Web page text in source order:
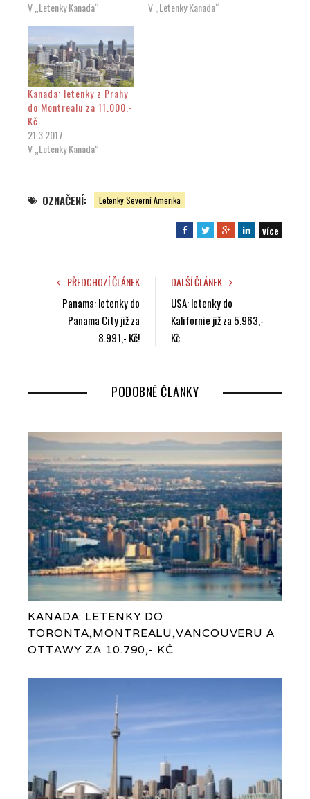
V „Letenky Kanada“
V „Letenky Kanada“
Kanada: letenky z Prahy
do Montrealu za 11.000,-
Kč
21.3.2017
V „Letenky Kanada“
OZNAČENÍ: Letenky Severní Amerika
F
e
o
o
T
t
e
r
G
e
+
L
I
více
PŘEDCHOZÍ ČLÁNEK
Panama: letenky do
Panama City již za
8.991,- Kč!
DALŠÍ ČLÁNEK
USA: letenky do
Kalifornie již za 5.963,-
Kč
PODOBNÉ ČLÁNKY
KANADA: LETENKY DO
TORONTA,MONTREALU,VANCOUVERU A
OTTAWY ZA 10.790,- KČ